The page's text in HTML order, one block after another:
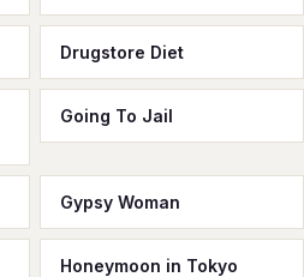
Drugstore Diet
Going To Jail
Gypsy Woman
Honeymoon in Tokyo